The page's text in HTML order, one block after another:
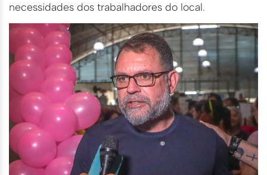
necessidades dos trabalhadores do local.